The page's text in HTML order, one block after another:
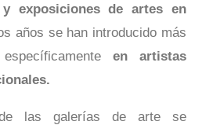
exposiciones de artes en
años se han introducido más
en artistas
las galerías de arte se